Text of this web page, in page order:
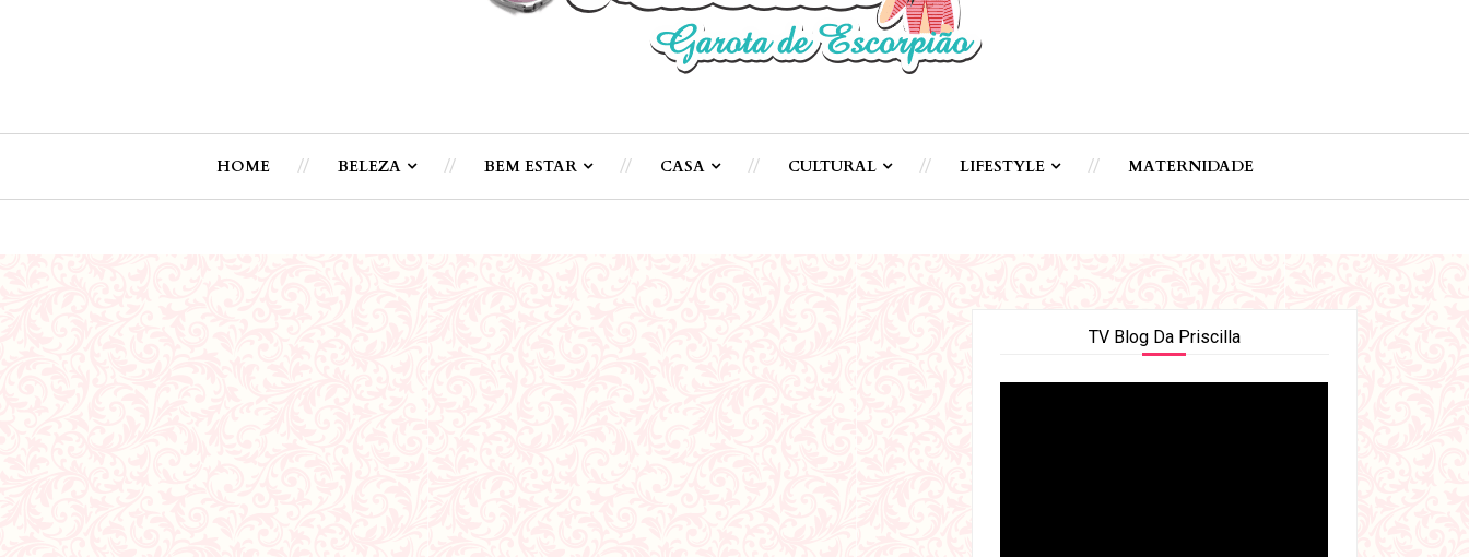
HOME BELEZA BEM ESTAR CASA CULTURAL LIFESTYLE MATERNIDADE
TV Blog Da Priscilla